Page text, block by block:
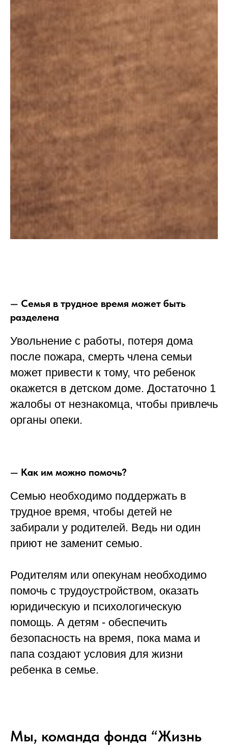
— Семья в трудное время может быть
разделена
Увольнение с работы, потеря дома
после пожара, смерть члена семьи
может привести к тому, что ребенок
окажется в детском доме. Достаточно 1
жалобы от незнакомца, чтобы привлечь
органы опеки.
— Как им можно помочь?
Семью необходимо поддержать в
трудное время, чтобы детей не
забирали у родителей. Ведь ни один
приют не заменит семью.
Родителям или опекунам необходимо
помочь с трудоустройством, оказать
юридическую и психологическую
помощь. А детям - обеспечить
безопасность на время, пока мама и
папа создают условия для жизни
ребенка в семье.
Мы, команда фонда “Жизнь